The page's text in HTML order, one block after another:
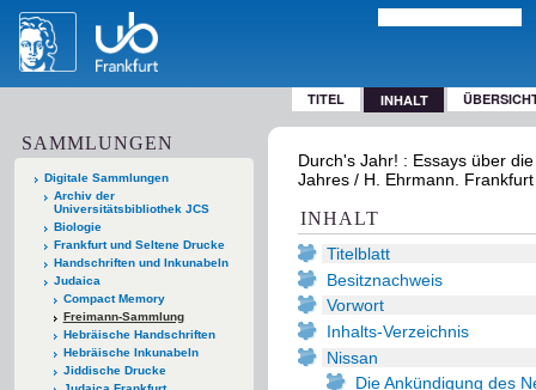
TITEL INHALT
SAMMLUNGEN
Digitale Sammlungen
Archiv der
Universitätsbibliothek JCS
Biologie
Frankfurt und Seltene Drucke
Handschriften und Inkunabeln
Judaica
Compact Memory
Freimann-Sammlung
Hebräische Handschriften
Hebräische Inkunabeln
Jiddische Drucke
Durch's Jahr! : Essays über
Jahres / H. Ehrmann.
INHALT
Titelblatt
Besitznachweis
Vorwort
Inhalts-Verzeichnis
Nissan
Die Ankündigung des